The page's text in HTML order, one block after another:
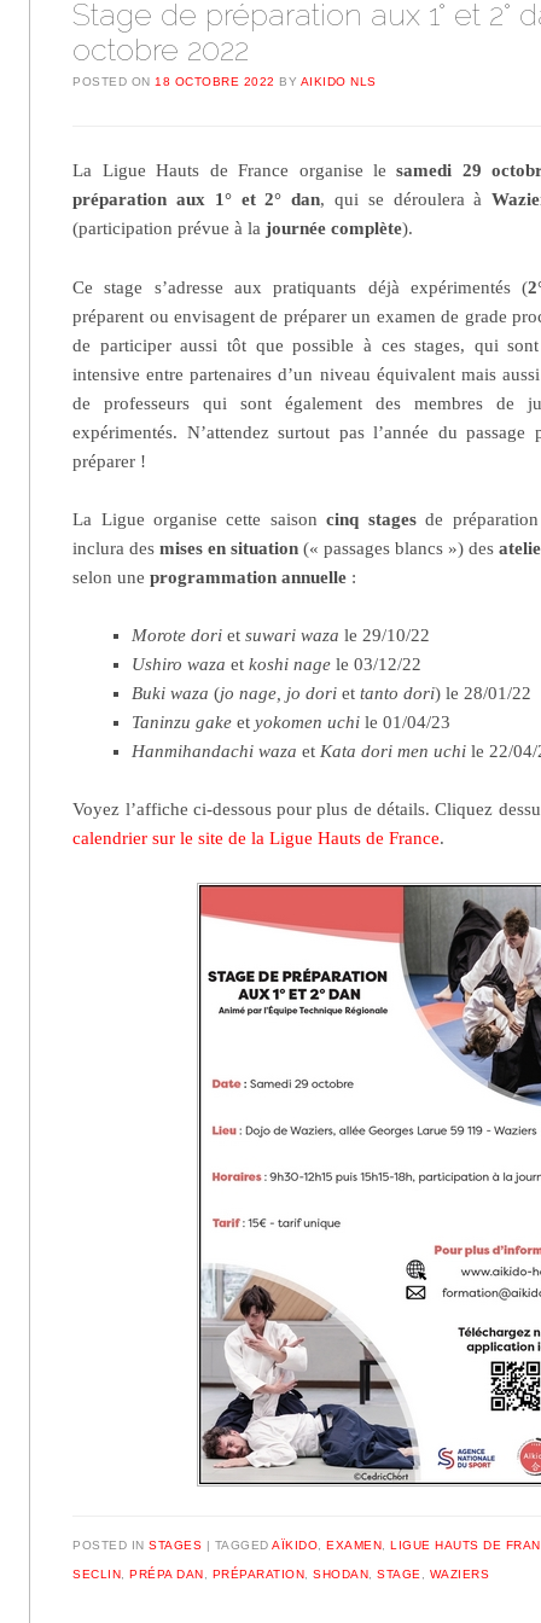
Stage de préparation aux 1° et 2°
octobre 2022
POSTED ON18 OCTOBRE 2022 BY AIKIDO NLS
La Ligue Hauts de France organise lesamedi 29
préparation aux 1° et 2° dan, qui se déroulera à
(participation prévue à lajournée complète).
Ce stage s’adresse aux pratiquants déjà expérimentés (
préparent ou envisagent de préparer un examen de grade
de participer aussi tôt que possible à ces stages, qui sont
intensive entre partenaires d’un niveau équivalent mais
de professeurs qui sont également des membres de
expérimentés. N’attendez surtout pas l’année du
préparer !
La Ligue organise cette saisoncinq stagesde préparation
inclura desmises en situation (« passages blancs ») des
selon uneprogrammation annuelle :
Morote doriet suwari waza le 29/10/22
Ushiro waza et koshi nagele 03/12/22
Buki waza (jo nage, jo doriet tanto dori) le 28/01/22
Taninzu gakeet yokomen uchile 01/04/23
Hanmihandachi waza et Kata dori men uchile 22/04/
Voyez l’affiche ci-dessous pour plus de détails. Cliquez
calendrier sur le site de la Ligue Hauts de France.
POSTED INSTAGES | TAGGEDAÏKIDO ,EXAMEN ,LIGUE HAUTS DE
SECLIN ,PRÉPA DAN PRÉPARATION ,SHODAN ,STAGE WAZIERS